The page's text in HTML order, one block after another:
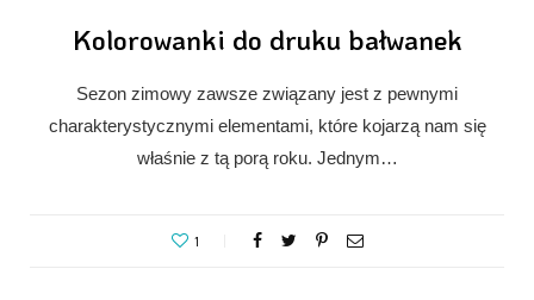
Kolorowanki do druku bałwanek
Sezon zimowy zawsze związany jest z pewnymi
charakterystycznymi elementami, które kojarzą nam się
właśnie z tą porą roku. Jednym…
1